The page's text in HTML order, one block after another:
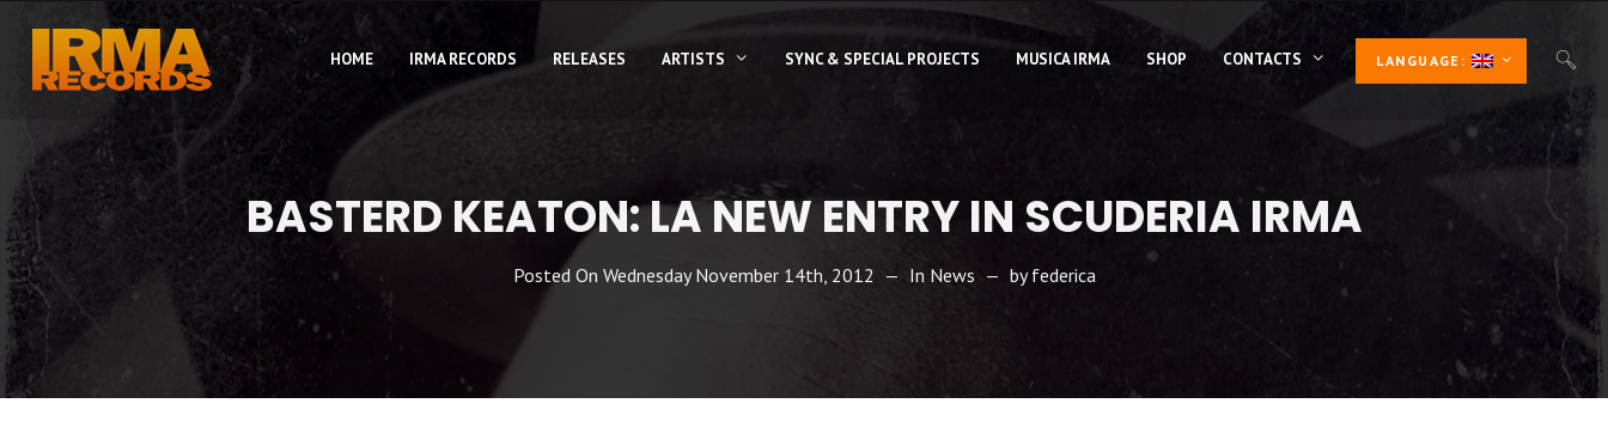
HOME IRMA RECORDS RELEASES ARTISTS SYNC & SPECIAL PROJECTS MUSICA IRMA SHOP CONTACTS LANGUAGE:
BASTERD KEATON: LA NEW ENTRY IN SCUDERIA IRMA
Posted On Wednesday November 14th, 2012 In News byfederica